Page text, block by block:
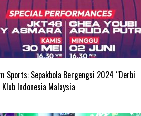
Sports: Sepakbola Bergengsi 2024 “Derbi
Indonesia Malaysia